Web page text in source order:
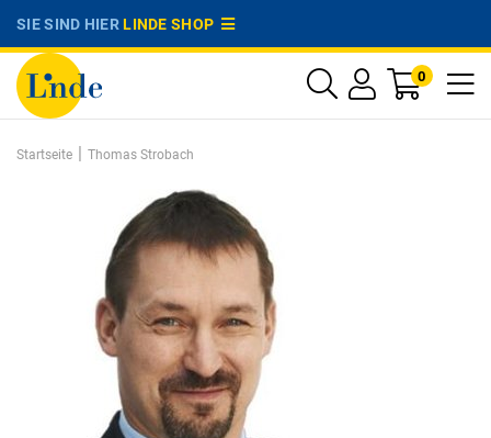
SIE SIND HIERLINDE SHOP
0
Startseite | Thomas Strobach